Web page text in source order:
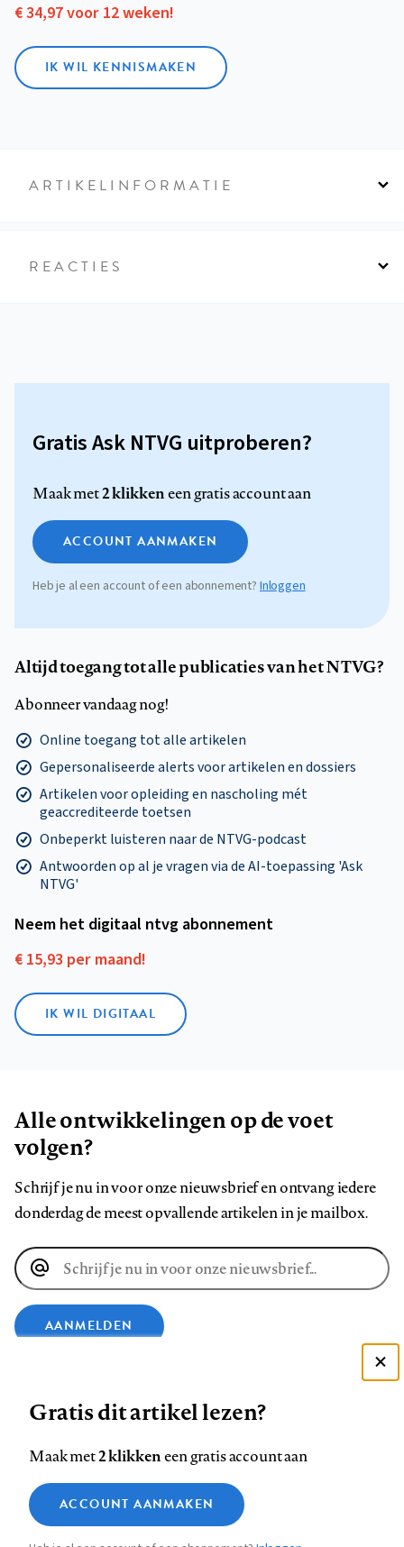
€ 34,97 voor 12 weken!
IK WIL KENNISMAKEN
ARTIKELINFORMATIE
REACTIES
Gratis Ask NTVG uitproberen?
Maak met2 klikkeneen gratis account aan
ACCOUNT AANMAKEN
Heb je al een account of een abonnement?Inloggen
Altijd toegang tot alle publicaties van het NTVG?
Abonneer vandaag nog!
Online toegang tot alle artikelen
Gepersonaliseerde alerts voor artikelen en dossiers
Artikelen voor opleiding en nascholing mét
geaccrediteerde toetsen
Onbeperkt luisteren naar de NTVG-podcast
Antwoorden op al je vragen via de AI-toepassing 'Ask
NTVG'
Neem het digitaal ntvg abonnement
€ 15,93 per maand!
IK WIL DIGITAAL
Alle ontwikkelingen op de voet
volgen?
Schrijf je nu in voor onze nieuwsbrief en ontvang iedere
donderdag de meest opvallende artikelen in je mailbox.
E-
mailadres
AANMELDEN
op
Facebook
op
LinkedIn
op
Bluesky
ons
op
InstagramYouTube
Footer
Contact Colofon Disclaimer Privacy
Medische vragen verdienen
betrouwbare antwoorden
Zie onze cookie policy
Analytische cookies
Gratis dit artikel lezen?
Maak met2 klikkeneen gratis account aan
ACCOUNT AANMAKEN